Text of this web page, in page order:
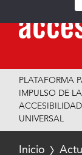
PLATAFORMA
IMPULSO DE LA
ACCESIBILIDAD
UNIVERSAL
Inicio